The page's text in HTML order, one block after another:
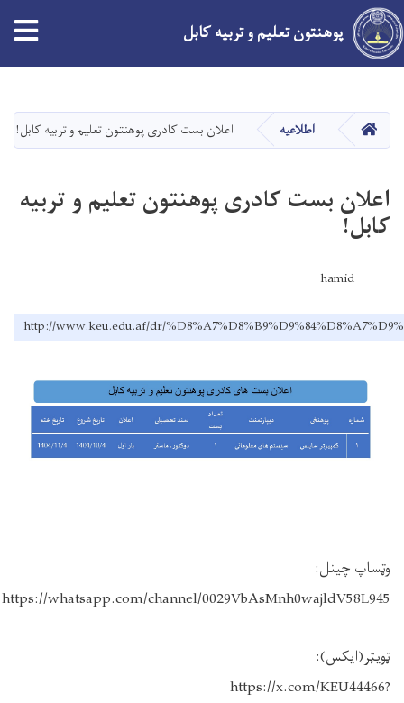
main
content
پوهنتون تعلیم و تربیه کابل
HOME اطلاعیه اعلان بست‌ کادری پوهنتون تعلیم و تربیه کابل!
اعلان بست‌ کادری پوهنتون تعلیم و تربیه
کابل!
hamid
http://www.keu.edu.af/dr/
وټساپ چینل:
https://whatsapp.com/channel/0029VbAsMnh0wajldV58L945
ټویټر(ایکس):
https://x.com/KEU44466?